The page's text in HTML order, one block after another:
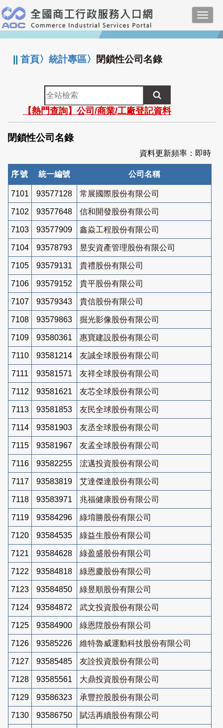
跳
到
主
要
:::
||首頁〉統計專區〉 閉鎖性公司名錄
全
站
檢
索
【熱門查詢】公司/商業/工廠登記資料
閉鎖性公司名錄
資料更新頻率：即時
序號 統一編號 公司名稱
7101 93577128 常展國際股份有限公司
7102 93577648 信和開發股份有限公司
7103 93577909 鑫焱工程股份有限公司
7104 93578793 昱安資產管理股份有限公司
7105 93579131 貴禮股份有限公司
7106 93579152 貴平股份有限公司
7107 93579343 貴信股份有限公司
7108 93579863 掘光影像股份有限公司
7109 93580361 惠寶建設股份有限公司
7110 93581214 友誠全球股份有限公司
7111 93581571 友祥全球股份有限公司
7112 93581621 友芯全球股份有限公司
7113 93581853 友民全球股份有限公司
7114 93581903 友丞全球股份有限公司
7115 93581967 友孟全球股份有限公司
7116 93582255 浤邁投資股份有限公司
7117 93583819 艾達傑達股份有限公司
7118 93583971 兆福健康股份有限公司
7119 93584296 綠堉勝股份有限公司
7120 93584535 綠益生股份有限公司
7121 93584628 綠盈盛股份有限公司
7122 93584818 綠恩慶股份有限公司
7123 93584850 綠昱順股份有限公司
7124 93584872 武文投資股份有限公司
7125 93584900 綠恩陞股份有限公司
7126 93585226 維特魯威運動科技股份有限公司
7127 93585485 友詮投資股份有限公司
7128 93585561 大鼎投資股份有限公司
7129 93586323 承豐控股股份有限公司
7130 93586750 賦活再續股份有限公司